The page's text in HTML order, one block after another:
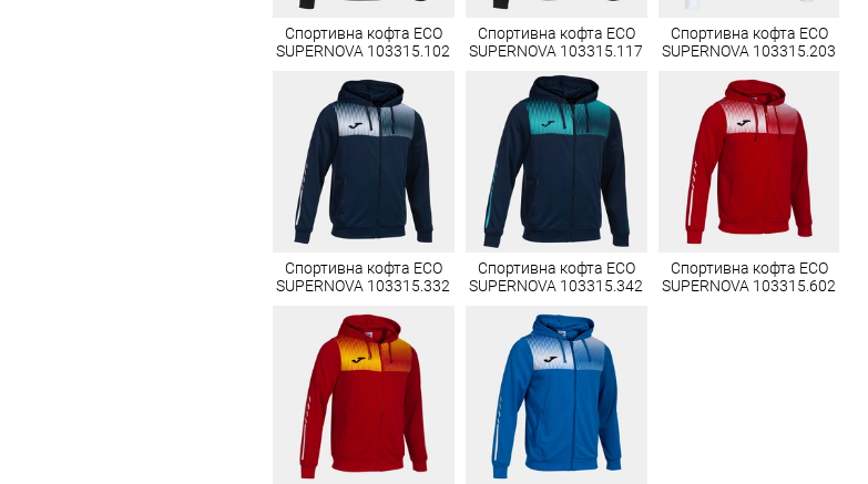
Спортивна кофта ECO
SUPERNOVA 103315.102
Спортивна кофта ECO
SUPERNOVA 103315.117
Спортивна кофта ECO
SUPERNOVA 103315.203
Спортивна кофта ECO
SUPERNOVA 103315.332
Спортивна кофта ECO
SUPERNOVA 103315.342
Спортивна кофта ECO
SUPERNOVA 103315.602